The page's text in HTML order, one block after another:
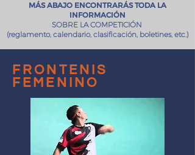
MÁS ABAJO ENCONTRARÁS TODA LA
INFORMACIÓN
SOBRE LA COMPETICIÓN
(reglamento, calendario, clasificación, boletines, etc.)
frontenis
femenino